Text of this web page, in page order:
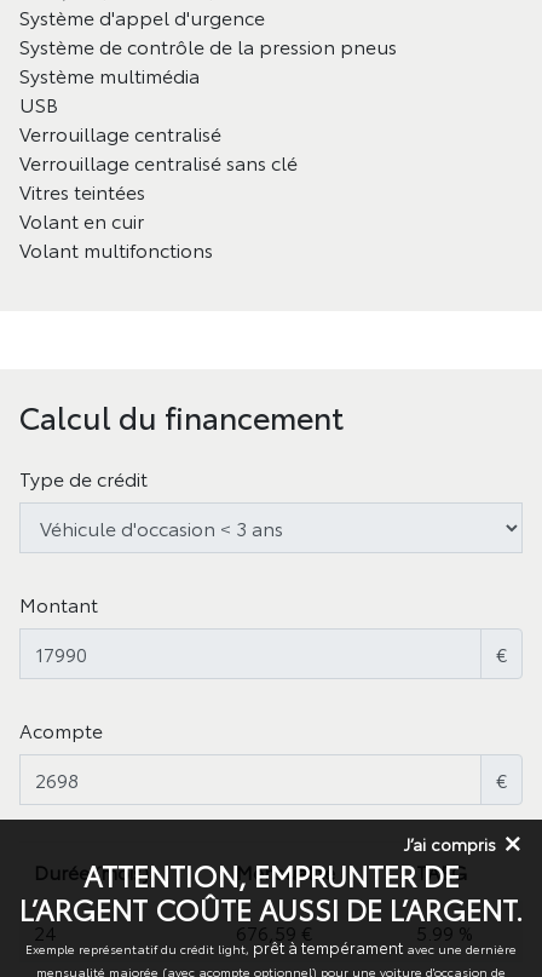
Système d'appel d'urgence
Système de contrôle de la pression pneus
Système multimédia
USB
Verrouillage centralisé
Verrouillage centralisé sans clé
Vitres teintées
Volant en cuir
Volant multifonctions
Calcul du financement
Type de crédit
Montant
€
Acompte
€
Durée (mois) Mensualité TAEG
24 676,59 € 5.99 %
J’ai compris
ATTENTION, EMPRUNTER DE
L’ARGENT COÛTE AUSSI DE L’ARGENT.
Exemple représentatif du crédit light, prêt à tempérament avec une dernière
mensualité majorée (avec acompte optionnel) pour une voiture d'occasion de